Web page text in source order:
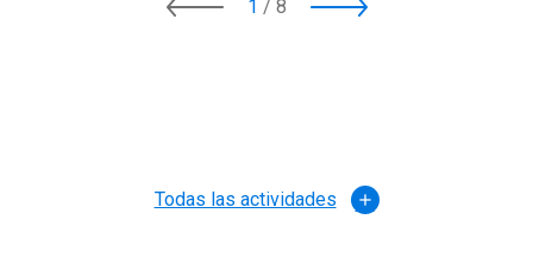
1 / 8
Todas las actividades